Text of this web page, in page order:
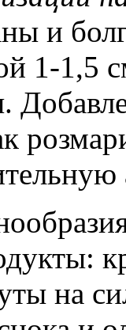
и
1-1,5
на